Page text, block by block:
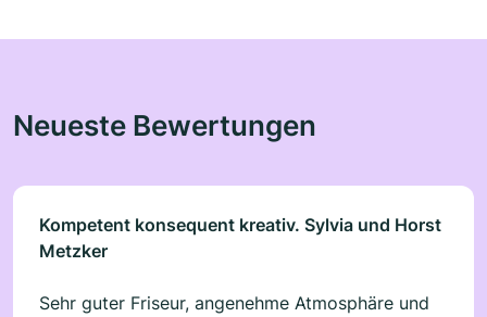
Neueste Bewertungen
Kompetent konsequent kreativ. Sylvia und Horst
Metzker
Sehr guter Friseur, angenehme Atmosphäre und